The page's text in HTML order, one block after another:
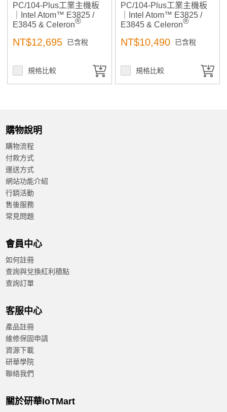
PC/104-Plus工業主機板
｜Intel Atom™ E3825 /
E3845 & Celeron®
化, 高擴充與低功耗設計,
NT$12,695 已含稅
規格比較
PC/104-Plus工業主機板
｜Intel Atom™ E3825 /
E3845 & Celeron®
化, 高擴充與低功耗設計,
NT$10,490 已含稅
規格比較
購物說明
購物流程
付款方式
運送方式
網站功能介紹
行銷活動
售後服務
常見問題
會員中心
如何註冊
查詢與兌換紅利積點
查詢訂單
客服中心
產品註冊
維修保固申請
資源下載
研華學院
聯絡我們
關於研華IoTMart